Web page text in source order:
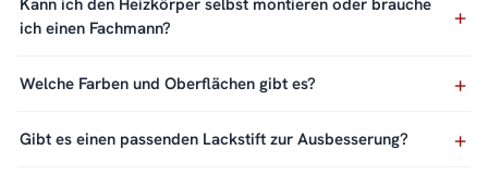
Kann ich den Heizkörper selbst montieren oder brauche
ich einen Fachmann?
Welche Farben und Oberflächen gibt es?
Gibt es einen passenden Lackstift zur Ausbesserung?